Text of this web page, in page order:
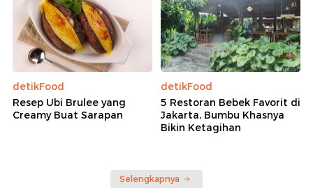
detikFood
Resep Ubi Brulee yang
Creamy Buat Sarapan
detikFood
5 Restoran Bebek Favorit di
Jakarta, Bumbu Khasnya
Bikin Ketagihan
Selengkapnya